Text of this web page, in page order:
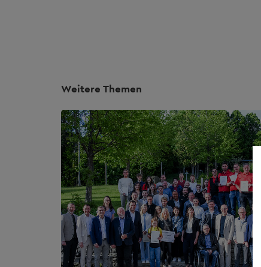
Weitere Themen